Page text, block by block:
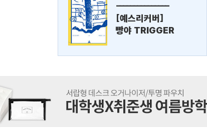
---------------
[예스리커버]
빵야 TRIGGER